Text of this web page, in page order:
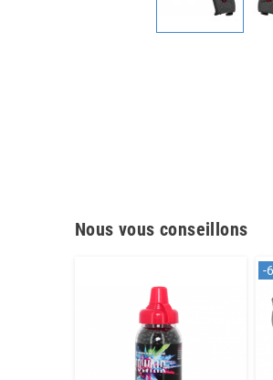
Nous vous conseillons
-